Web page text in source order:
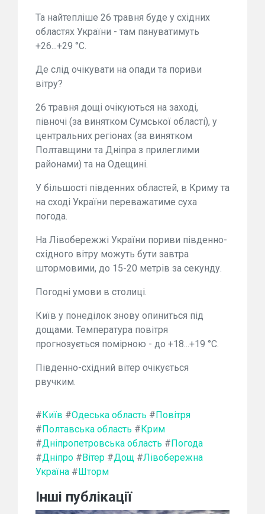
Та найтепліше 26 травня буде у східних
областях України - там пануватимуть
+26...+29 °C.
Де слід очікувати на опади та пориви
вітру?
26 травня дощі очікуються на заході,
півночі (за винятком Сумської області), у
центральних регіонах (за винятком
Полтавщини та Дніпра з прилеглими
районами) та на Одещині.
У більшості південних областей, в Криму та
на сході України переважатиме суха
погода.
На Лівобережжі України пориви південно-
східного вітру можуть бути завтра
штормовими, до 15-20 метрів за секунду.
Погодні умови в столиці.
Київ у понеділок знову опиниться під
дощами. Температура повітря
прогнозується помірною - до +18...+19 °C.
Південно-східний вітер очікується
рвучким.
#Київ #Одеська область #Повітря
#Полтавська область #Крим
#Дніпропетровська область #Погода
#Дніпро #Вітер #Дощ #Лівобережна
Україна #Шторм
Інші публікації